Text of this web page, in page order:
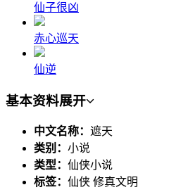
仙子很凶
赤心巡天
仙逆
基本资料展开
中文名称： 遮天
类别： 小说
类型： 仙侠小说
标签： 仙侠 修真文明